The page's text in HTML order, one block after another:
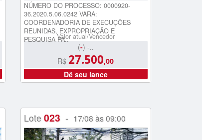
NÚMERO DO PROCESSO: 0000920-
36.2020.5.06.0242 VARA:
COORDENADORIA DE EXECUÇÕES
REUNIDAS, EXPROPRIAÇÃO E
PESQUISA PA..Valor atual/Vencedor
(-) -..
R$27.500,00
Dê seu lance
Lote 023 - 17/08 às 09:00